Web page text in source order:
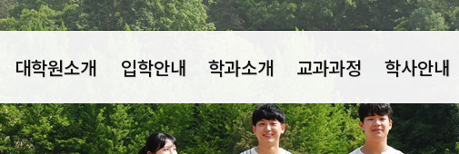
대학원소개
인사말
입학안내 학과소개
인문사회계열
교과과정
인문사회계열
학사안내
학사주요내용